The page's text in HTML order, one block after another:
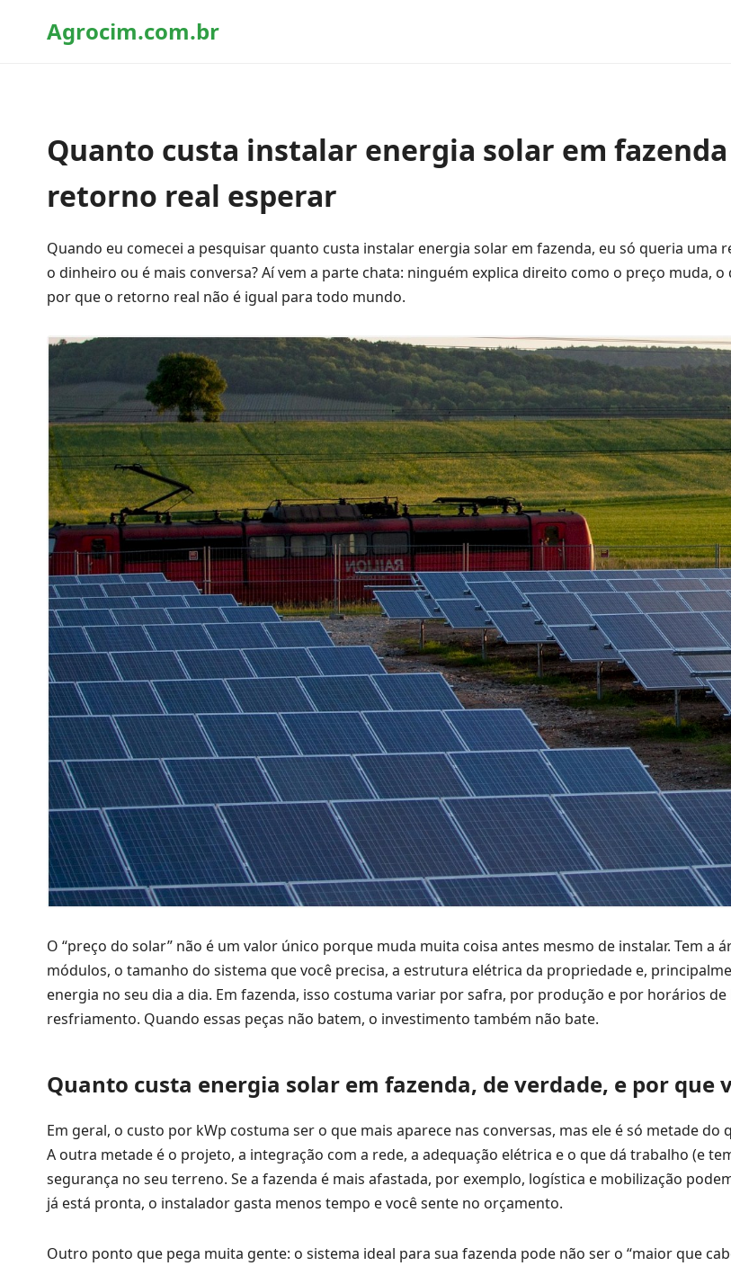
Agrocim.com.br
Quanto custa instalar energia solar em
retorno real esperar
Quando eu comecei a pesquisar quanto custa instalar energia solar em fazenda, eu só queria uma
o dinheiro ou é mais conversa? Aí vem a parte chata: ninguém explica direito como o preço muda,
por que o retorno real não é igual para todo mundo.
O “preço do solar” não é um valor único porque muda muita coisa antes mesmo de instalar. Tem a
módulos, o tamanho do sistema que você precisa, a estrutura elétrica da propriedade e,
energia no seu dia a dia. Em fazenda, isso costuma variar por safra, por produção e por horários
resfriamento. Quando essas peças não batem, o investimento também não bate.
Quanto custa energia solar em fazenda, de verdade, e por que
Em geral, o custo por kWp costuma ser o que mais aparece nas conversas, mas ele é só metade do
A outra metade é o projeto, a integração com a rede, a adequação elétrica e o que dá trabalho (e
segurança no seu terreno. Se a fazenda é mais afastada, por exemplo, logística e mobilização
já está pronta, o instalador gasta menos tempo e você sente no orçamento.
Outro ponto que pega muita gente: o sistema ideal para sua fazenda pode não ser o “maior que